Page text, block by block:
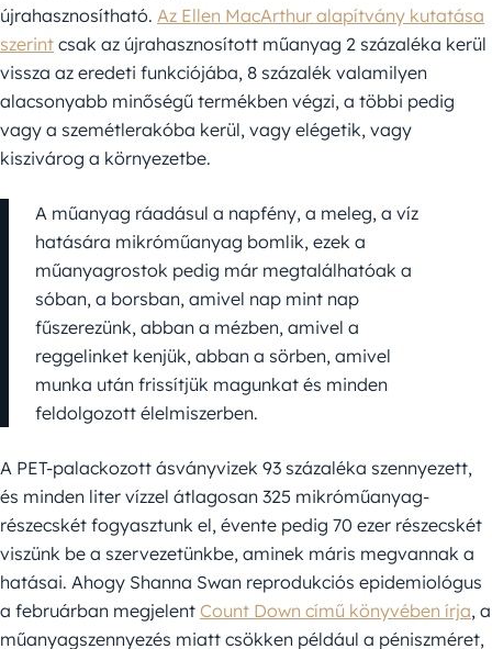
újrahasznosítható. Az Ellen MacArthur alapítvány kutatása
szerint csak az újrahasznosított műanyag 2 százaléka kerül
vissza az eredeti funkciójába, 8 százalék valamilyen
alacsonyabb minőségű termékben végzi, a többi pedig
vagy a szemétlerakóba kerül, vagy elégetik, vagy
kiszivárog a környezetbe.
A műanyag ráadásul a napfény, a meleg, a víz
hatására mikróműanyag bomlik, ezek a
műanyagrostok pedig már megtalálhatóak a
sóban, a borsban, amivel nap mint nap
fűszerezünk, abban a mézben, amivel a
reggelinket kenjük, abban a sörben, amivel
munka után frissítjük magunkat és minden
feldolgozott élelmiszerben.
A PET-palackozott ásványvizek 93 százaléka szennyezett,
és minden liter vízzel átlagosan 325 mikróműanyag-
részecskét fogyasztunk el, évente pedig 70 ezer részecskét
viszünk be a szervezetünkbe, aminek máris megvannak a
hatásai. Ahogy Shanna Swan reprodukciós epidemiológus
a februárban megjelent Count Down című könyvében írja, a
műanyagszennyezés miatt csökken például a péniszméret,